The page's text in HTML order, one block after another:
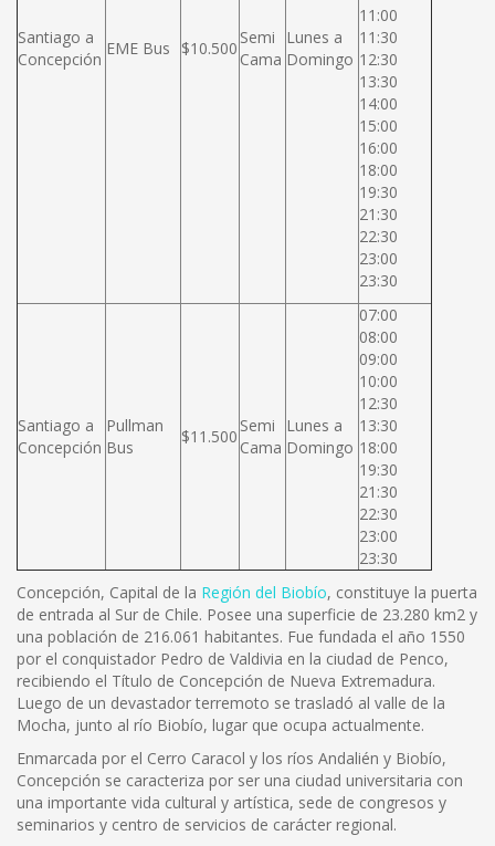
Santiago a
Concepción
EME Bus $10.500
Semi
Cama
Lunes a
Domingo
11:00
11:30
12:30
13:30
14:00
15:00
16:00
18:00
19:30
21:30
22:30
23:00
23:30
Santiago a
Concepción
Pullman
Bus
$11.500
Semi
Cama
Lunes a
Domingo
07:00
08:00
09:00
10:00
12:30
13:30
18:00
19:30
21:30
22:30
23:00
23:30
Concepción, Capital de la Región del Biobío, constituye la puerta
de entrada al Sur de Chile. Posee una superficie de 23.280 km2 y
una población de 216.061 habitantes. Fue fundada el año 1550
por el conquistador Pedro de Valdivia en la ciudad de Penco,
recibiendo el Título de Concepción de Nueva Extremadura.
Luego de un devastador terremoto se trasladó al valle de la
Mocha, junto al río Biobío, lugar que ocupa actualmente.
Enmarcada por el Cerro Caracol y los ríos Andalién y Biobío,
Concepción se caracteriza por ser una ciudad universitaria con
una importante vida cultural y artística, sede de congresos y
seminarios y centro de servicios de carácter regional.